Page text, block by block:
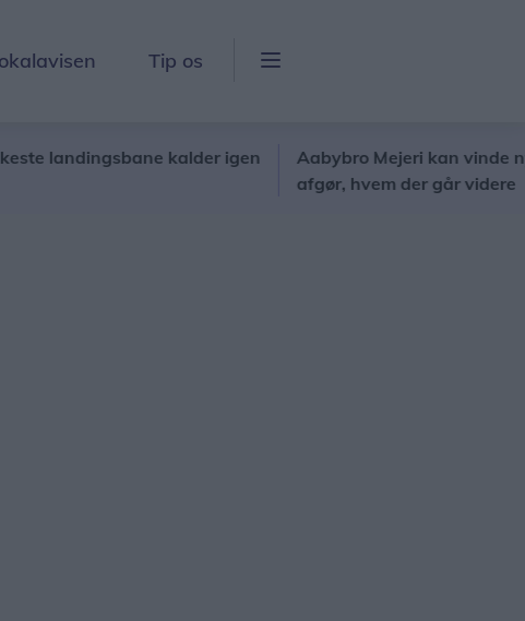
Tip os
kalder igen
Aabybro Mejeri kan vinde ny
afgør, hvem der går videre